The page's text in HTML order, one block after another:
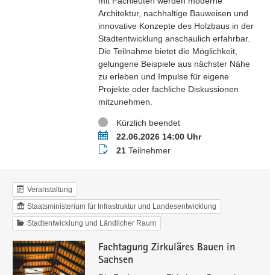
Architektur, nachhaltige Bauweisen und
innovative Konzepte des Holzbaus in der
Stadtentwicklung anschaulich erfahrbar.
Die Teilnahme bietet die Möglichkeit,
gelungene Beispiele aus nächster Nähe
zu erleben und Impulse für eigene
Projekte oder fachliche Diskussionen
mitzunehmen.
StatusKürzlich beendet
Termin22.06.2026 14:00 Uhr
Teilnehmer
21Teilnehmer
Veranstaltung
Staatsministerium für Infrastruktur und Landesentwicklung
Stadtentwicklung und Ländlicher Raum
Fachtagung Zirkuläres Bauen in
Sachsen